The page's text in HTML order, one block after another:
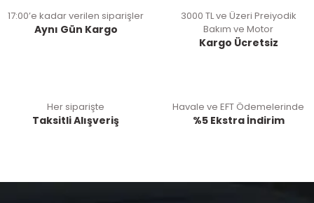
17:00’e kadar verilen siparişler
Aynı Gün Kargo
3000 TL ve Üzeri Preiyodik
Bakım ve Motor
Kargo Ücretsiz
Her siparişte
Taksitli Alışveriş
Havale ve EFT Ödemelerinde
%5 Ekstra İndirim